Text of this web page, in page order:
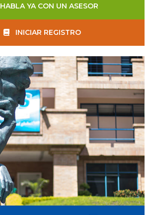
HABLA YA CON UN ASESOR
INICIAR REGISTRO